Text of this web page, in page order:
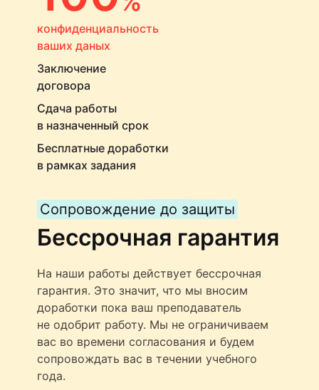
конфиденциальность
ваших даных
Заключение
договора
Сдача работы
в назначенный срок
Бесплатные доработки
в рамках задания
Сопровождение до защиты
Бессрочная гарантия
На наши работы действует бессрочная
гарантия. Это значит, что мы вносим
доработки пока ваш преподаватель
не одобрит работу. Мы не ограничиваем
вас во времени согласования и будем
сопровождать вас в течении учебного
года.